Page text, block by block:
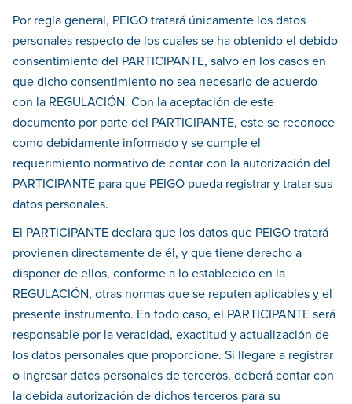
Por regla general, PEIGO tratará únicamente los datos
personales respecto de los cuales se ha obtenido el debido
consentimiento del PARTICIPANTE, salvo en los casos en
que dicho consentimiento no sea necesario de acuerdo
con la REGULACIÓN. Con la aceptación de este
documento por parte del PARTICIPANTE, este se reconoce
como debidamente informado y se cumple el
requerimiento normativo de contar con la autorización del
PARTICIPANTE para que PEIGO pueda registrar y tratar sus
datos personales.
El PARTICIPANTE declara que los datos que PEIGO tratará
provienen directamente de él, y que tiene derecho a
disponer de ellos, conforme a lo establecido en la
REGULACIÓN, otras normas que se reputen aplicables y el
presente instrumento. En todo caso, el PARTICIPANTE será
responsable por la veracidad, exactitud y actualización de
los datos personales que proporcione. Si llegare a registrar
o ingresar datos personales de terceros, deberá contar con
la debida autorización de dichos terceros para su